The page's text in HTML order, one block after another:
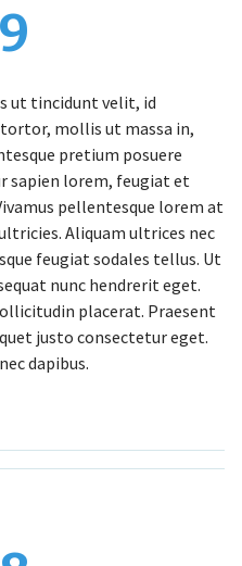
ut tincidunt velit, id
mollis ut massa in,
pretium posuere
sapien lorem, feugiat et
pellentesque lorem at
Aliquam ultrices nec
feugiat sodales tellus. Ut
nunc hendrerit eget.
placerat. Praesent
justo consectetur eget.
dapibus.